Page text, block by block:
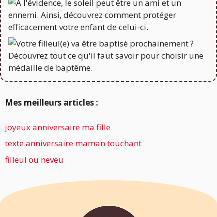
Mes meilleurs articles :
joyeux anniversaire ma fille
texte anniversaire maman touchant
filleul ou neveu